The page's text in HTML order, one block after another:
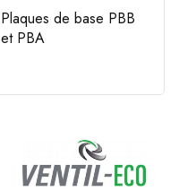
Plaques de base PBB
et PBA